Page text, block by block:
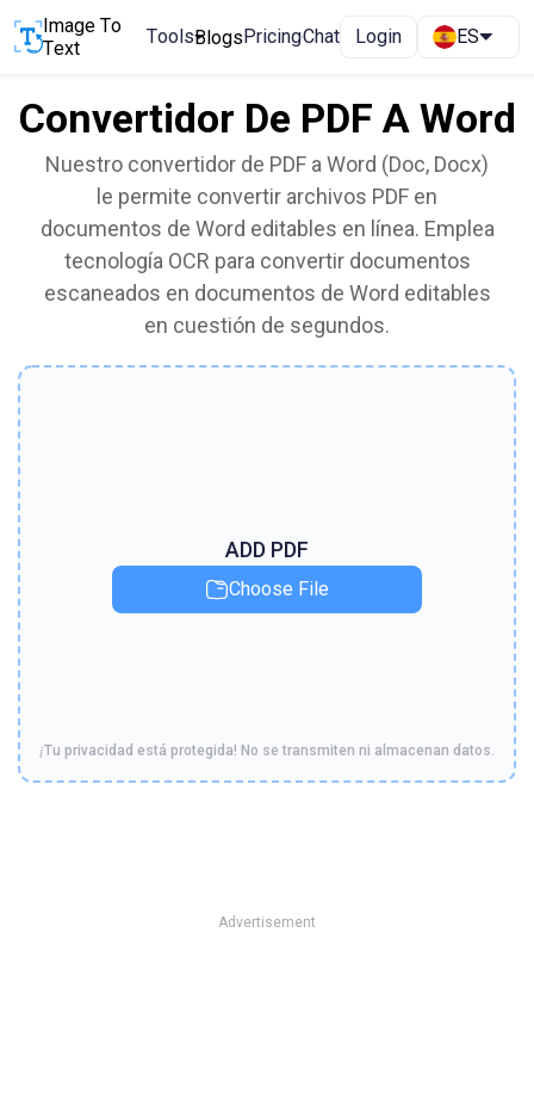
Image To
Text
ToolsBlogsPricingChat Login ES
Convertidor De PDF A Word
Nuestro convertidor de PDF a Word (Doc, Docx)
le permite convertir archivos PDF en
documentos de Word editables en línea. Emplea
tecnología OCR para convertir documentos
escaneados en documentos de Word editables
en cuestión de segundos.
ADD PDF
Choose File
¡Tu privacidad está protegida! No se transmiten ni almacenan datos.
Advertisement